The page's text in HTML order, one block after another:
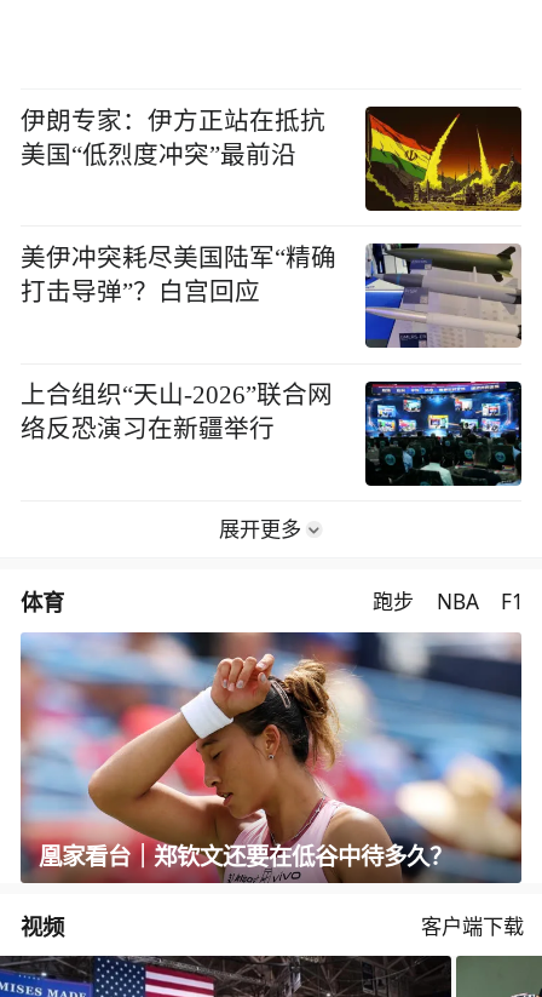
伊朗专家：伊方正站在抵抗
美国“低烈度冲突”最前沿
美伊冲突耗尽美国陆军“精确
打击导弹”？白宫回应
上合组织“天山-2026”联合网
络反恐演习在新疆举行
展开更多
体育 跑步 NBA F1
凰家看台｜郑钦文还要在低谷中待多久？
视频 客户端下载